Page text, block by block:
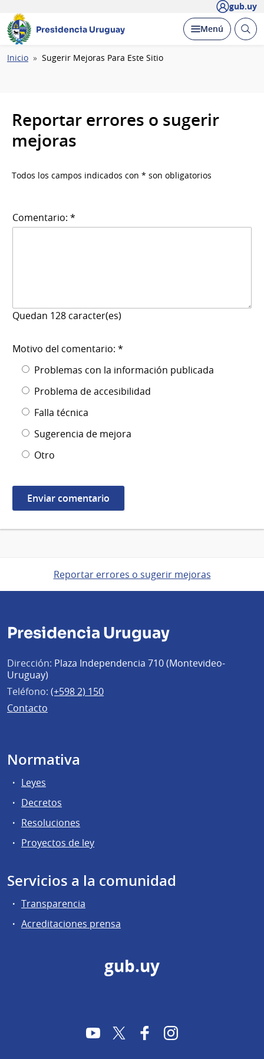
gub.uy
Presidencia Uruguay Desplegar
Menú Abrir
Ruta
Inicio Sugerir Mejoras Para Este Sitio
Reportar errores o sugerir
mejoras
Todos los campos indicados con * son obligatorios
Comentario: *
Quedan 128 caracter(es)
Motivo del comentario: *
Problemas con la información publicada
Problema de accesibilidad
Falla técnica
Sugerencia de mejora
Otro
Reportar errores o sugerir mejoras
Presidencia Uruguay
Dirección: Plaza Independencia 710 (Montevideo-
Uruguay)
Teléfono: (+598 2) 150
Contacto
Normativa
Leyes
Decretos
Resoluciones
Proyectos de ley
Servicios a la comunidad
Transparencia
Acreditaciones prensa
gub.uy
YouTubeTwitter FacebookInstagram